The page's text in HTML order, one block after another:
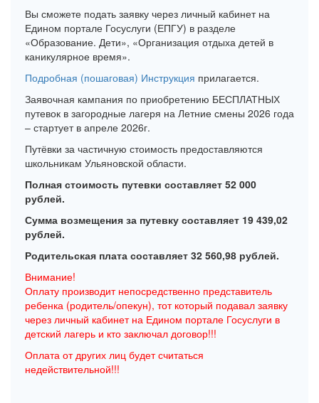
Вы сможете подать заявку через личный кабинет на
Едином портале Госуслуги (ЕПГУ) в разделе
«Образование. Дети», «Организация отдыха детей в
каникулярное время».
Подробная (пошаговая) Инструкция прилагается.
Заявочная кампания по приобретению БЕСПЛАТНЫХ
путевок в загородные лагеря на Летние смены 2026 года
– стартует в апреле 2026г.
Путёвки за частичную стоимость предоставляются
школьникам Ульяновской области.
Полная стоимость путевки составляет 52 000
рублей.
Сумма возмещения за путевку составляет 19 439,02
рублей.
Родительская плата составляет 32 560,98 рублей.
Внимание!
Оплату производит непосредственно представитель
ребенка (родитель/опекун), тот который подавал заявку
через личный кабинет на Едином портале Госуслуги в
детский лагерь и кто заключал договор!!!
Оплата от других лиц будет считаться
недействительной!!!